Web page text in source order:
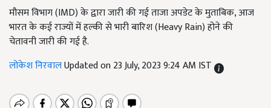
मौसम विभाग (IMD) के द्वारा जारी की गई ताजा अपडेट के मुताबिक, आज
भारत के कई राज्यों में हल्की से भारी बारिश (Heavy Rain) होने की
चेतावनी जारी की गई है.
लोकेश निरवालUpdated on 23 July, 2023 9:24 AM IST